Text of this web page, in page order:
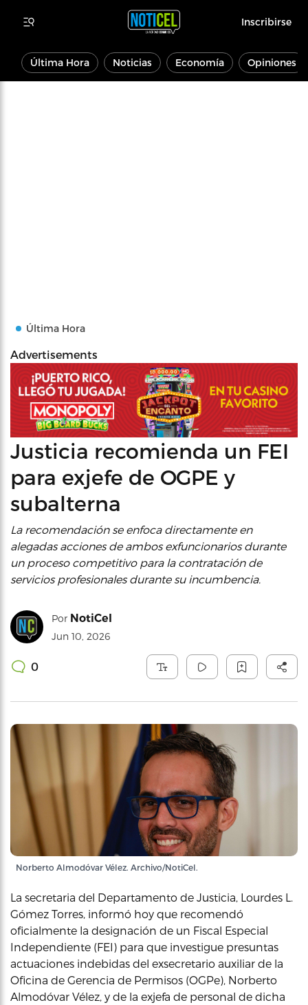
Inscribirse
Última Hora Noticias Economía Opiniones
Última Hora
Advertisements
Justicia recomienda un FEI
para exjefe de OGPE y
subalterna
La recomendación se enfoca directamente en
alegadas acciones de ambos exfuncionarios durante
un proceso competitivo para la contratación de
servicios profesionales durante su incumbencia.
Por NotiCel
Jun 10, 2026
0
Norberto Almodóvar Vélez. Archivo/NotiCel.
La secretaria del Departamento de Justicia, Lourdes L.
Gómez Torres, informó hoy que recomendó
oficialmente la designación de un Fiscal Especial
Independiente (FEI) para que investigue presuntas
actuaciones indebidas del exsecretario auxiliar de la
Oficina de Gerencia de Permisos (OGPe), Norberto
Almodóvar Vélez, y de la exjefa de personal de dicha